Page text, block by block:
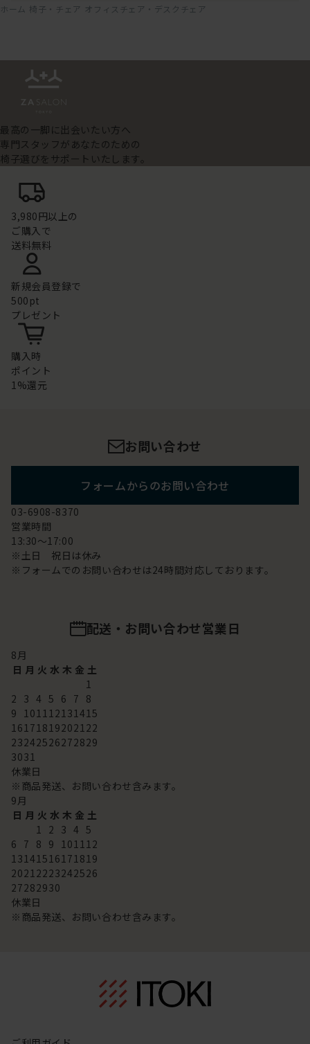
ホーム 椅子・チェア オフィスチェア・デスクチェア
最高の一脚に出会いたい方へ
専門スタッフがあなたのための
椅子選びをサポートいたします。
3,980円以上の
ご購入で
送料無料
新規会員登録で
500pt
プレゼント
購入時
ポイント
1%還元
お問い合わせ
フォームからのお問い合わせ
03-6908-8370
営業時間
13:30～17:00
※土日 祝日は休み
※フォームでのお問い合わせは24時間対応しております。
配送・お問い合わせ営業日
8月
日 月 火 水 木 金 土
1
2 3 4 5 6 7 8
9 101112131415
16171819202122
23242526272829
3031
休業日
※商品発送、お問い合わせ含みます。
9月
日 月 火 水 木 金 土
1 2 3 4 5
6 7 8 9 101112
13141516171819
20212223242526
27282930
休業日
※商品発送、お問い合わせ含みます。